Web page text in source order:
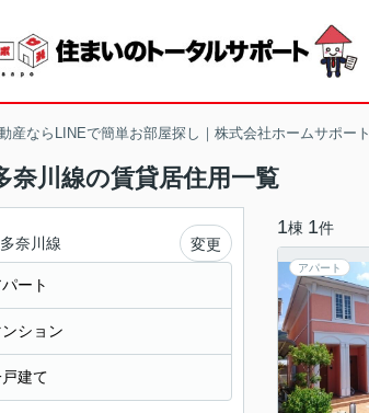
産ならLINEで簡単お部屋探し｜株式会社ホームサポート
奈川線の賃貸居住用一覧
1棟 1件
アパート
奈川線 変更
ート
ンション
建て